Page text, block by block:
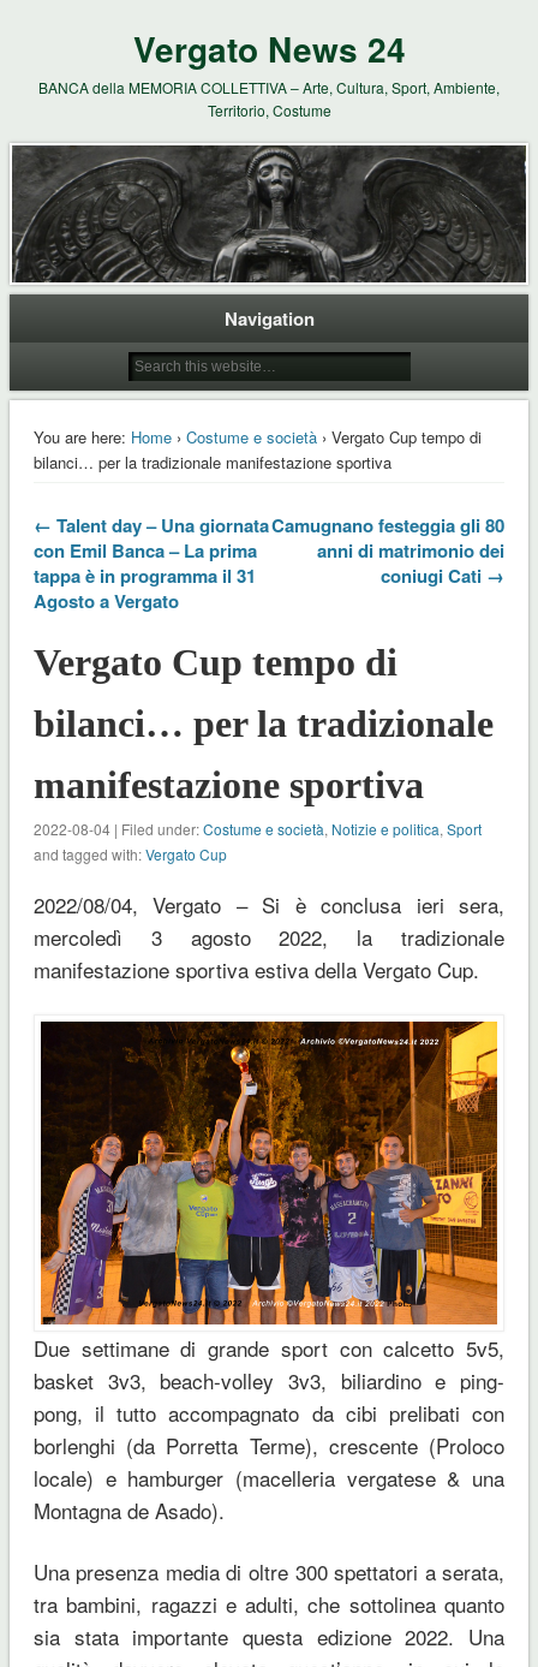
Vergato News 24
BANCA della MEMORIA COLLETTIVA – Arte, Cultura, Sport, Ambiente,
Territorio, Costume
Navigation
You are here: Home› Costume e società› Vergato Cup tempo di
bilanci… per la tradizionale manifestazione sportiva
← Talent day – Una giornata
con Emil Banca – La prima
tappa è in programma il 31
Agosto a Vergato
Camugnano festeggia gli 80
anni di matrimonio dei
coniugi Cati →
Vergato Cup tempo di
bilanci… per la tradizionale
manifestazione sportiva
2022-08-04 | Filed under:Costume e società, Notizie e politica, Sport
and tagged with:Vergato Cup
2022/08/04, Vergato – Si è conclusa ieri sera,
mercoledì 3 agosto 2022, la tradizionale
manifestazione sportiva estiva della Vergato Cup.
Due settimane di grande sport con calcetto 5v5,
basket 3v3, beach-volley 3v3, biliardino e ping-
pong, il tutto accompagnato da cibi prelibati con
borlenghi (da Porretta Terme), crescente (Proloco
locale) e hamburger (macelleria vergatese & una
Montagna de Asado).
Una presenza media di oltre 300 spettatori a serata,
tra bambini, ragazzi e adulti, che sottolinea quanto
sia stata importante questa edizione 2022. Una